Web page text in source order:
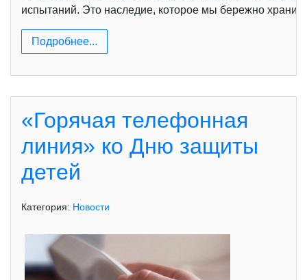
испытаний. Это наследие, которое мы бережно
Подробнее...
«Горячая телефонная
линия» ко Дню защиты
детей
Категория: Новости